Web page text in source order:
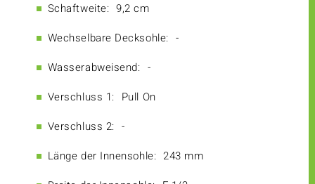
Schaftweite: 9,2 cm
Wechselbare Decksohle: -
Wasserabweisend: -
Verschluss 1: Pull On
Verschluss 2: -
Länge der Innensohle: 243 mm